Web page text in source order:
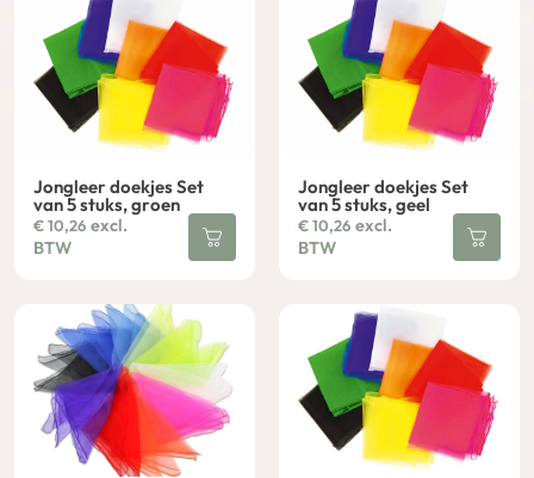
Jongleer doekjes Set
van 5 stuks, groen
€10,26 excl.
BTW
Jongleer doekjes Set
van 5 stuks, geel
€10,26 excl.
BTW